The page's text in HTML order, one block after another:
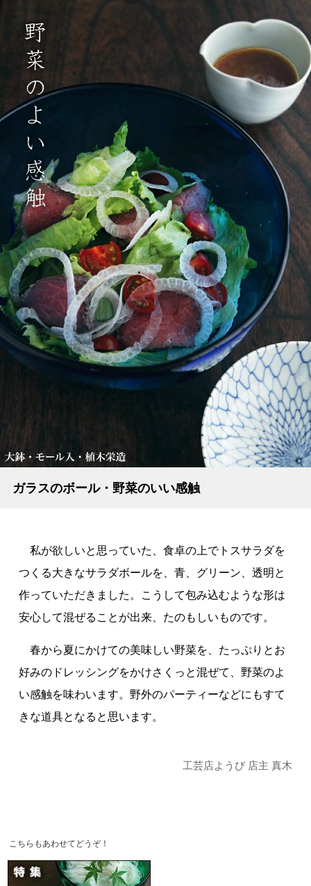
ガラスのボール・野菜のいい感触
私が欲しいと思っていた、食卓の上でトスサラダを
つくる大きなサラダボールを、青、グリーン、透明と
作っていただきました。こうして包み込むような形は
安心して混ぜることが出来、たのもしいものです。
春から夏にかけての美味しい野菜を、たっぷりとお
好みのドレッシングをかけさくっと混ぜて、野菜のよ
い感触を味わいます。野外のパーティーなどにもすて
きな道具となると思います。
工芸店ようび 店主 真木
こちらもあわせてどうぞ！